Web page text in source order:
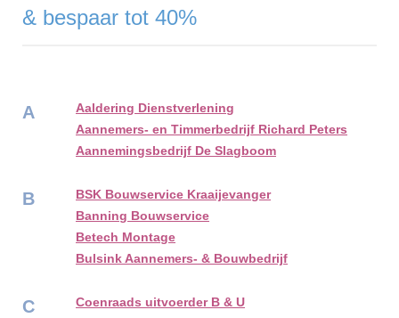
& bespaar tot 40%
A
Aaldering Dienstverlening
Aannemers- en Timmerbedrijf Richard Peters
Aannemingsbedrijf De Slagboom
B
BSK Bouwservice Kraaijevanger
Banning Bouwservice
Betech Montage
Bulsink Aannemers- & Bouwbedrijf
C Coenraads uitvoerder B & U